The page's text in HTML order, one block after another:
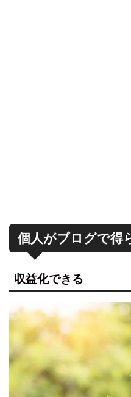
個人がブログで得
収益化できる